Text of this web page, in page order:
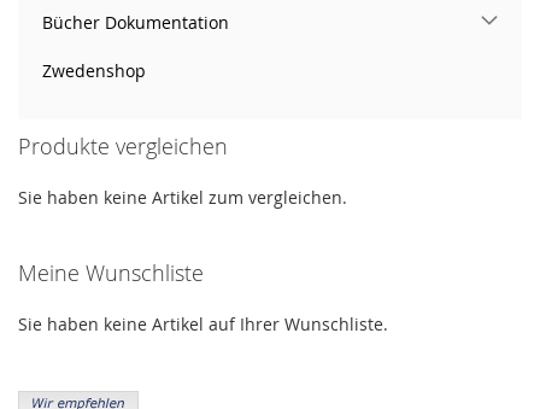
Bücher Dokumentation
Zwedenshop
Produkte vergleichen
Sie haben keine Artikel zum vergleichen.
Meine Wunschliste
Sie haben keine Artikel auf Ihrer Wunschliste.